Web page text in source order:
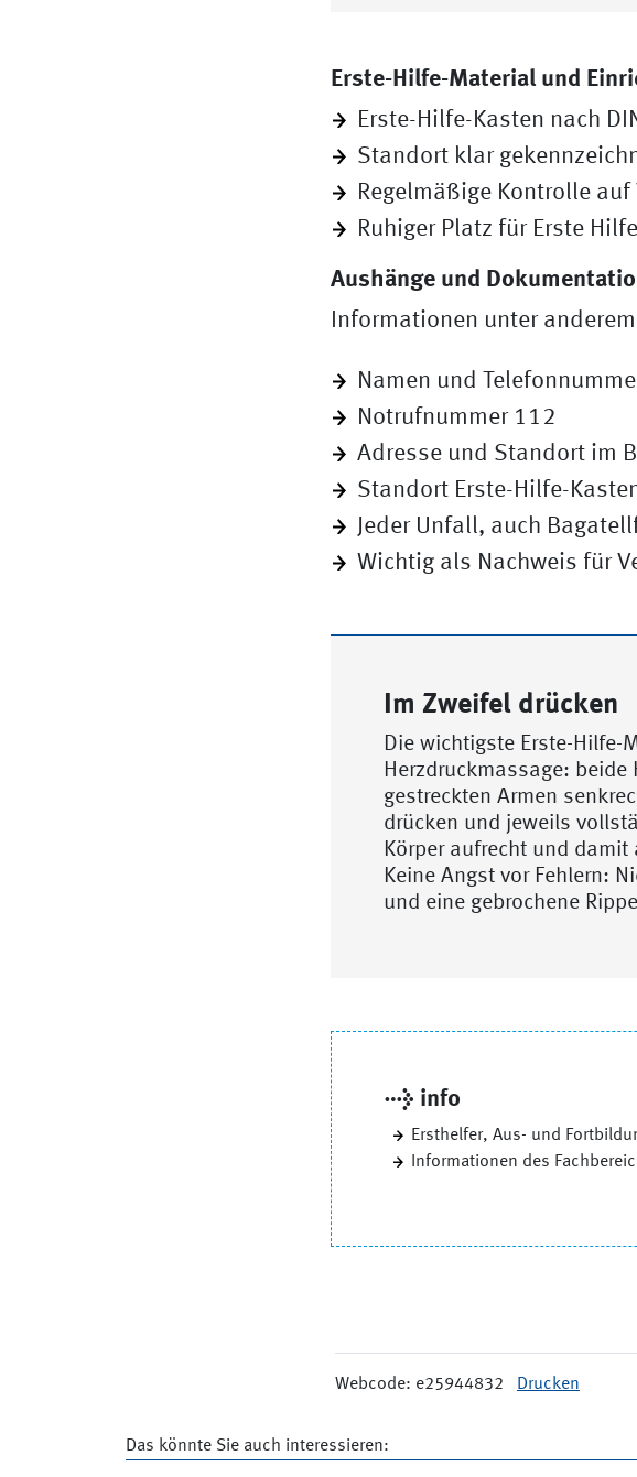
Erste-Hilfe-Material und
Erste-Hilfe-Kasten nach
Standort klar
Regelmäßige Kontrolle
Ruhiger Platz für Erste
Aushänge und
Informationen unter
Namen und
Notrufnummer 112
Adresse und Standort im
Standort Erste-Hilfe-
Jeder Unfall, auch
Wichtig als Nachweis für
Im Zweifel drücken
Die wichtigste Erste-Hilfe-
Herzdruckmassage:
gestreckten Armen
drücken und jeweils
Körper aufrecht und
Keine Angst vor Fehlern:
und eine gebrochene
→ info
Ersthelfer, Aus- und
Informationen des
Webcode: e25944832 Drucken
Das könnte Sie auch interessieren: